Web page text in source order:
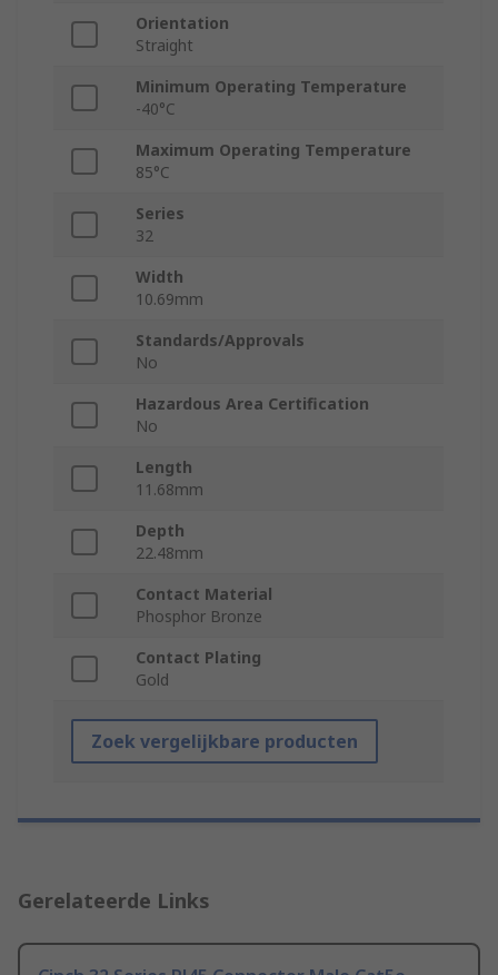
Orientation
Straight
Minimum Operating Temperature
-40°C
Maximum Operating Temperature
85°C
Series
32
Width
10.69mm
Standards/Approvals
No
Hazardous Area Certification
No
Length
11.68mm
Depth
22.48mm
Contact Material
Phosphor Bronze
Contact Plating
Gold
Zoek vergelijkbare producten
Gerelateerde Links